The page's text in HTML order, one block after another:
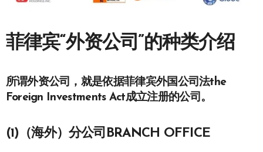
菲律宾“外资公司”的种类介绍
所谓外资公司，就是依据菲律宾外国公司法the
Foreign Investments Act成立注册的公司。
(1)（海外）分公司BRANCH OFFICE